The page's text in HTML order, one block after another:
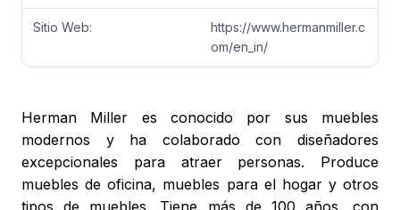
Sitio Web:
https://www.hermanmiller.c
om/en_in/
Herman Miller es conocido por sus muebles
modernos y ha colaborado con diseñadores
excepcionales para atraer personas. Produce
muebles de oficina, muebles para el hogar y otros